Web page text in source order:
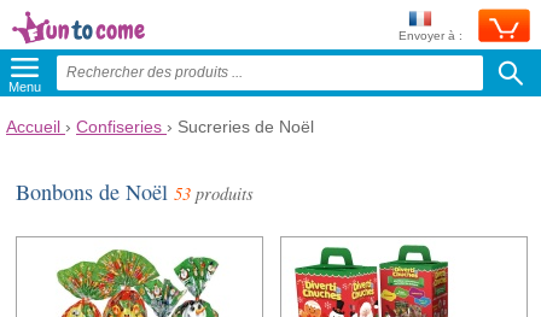
Envoyer à :
Menu
Accueil › Confiseries › Sucreries de Noël
Bonbons de Noël53 produits